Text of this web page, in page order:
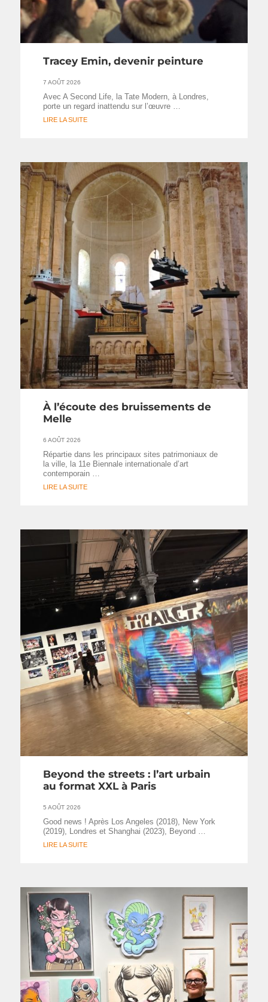
Tracey Emin, devenir peinture
7 AOÛT 2026
Avec A Second Life, la Tate Modern, à Londres,
porte un regard inattendu sur l’œuvre …
LIRE LA SUITE
À l’écoute des bruissements de
Melle
6 AOÛT 2026
Répartie dans les principaux sites patrimoniaux de
la ville, la 11e Biennale internationale d’art
contemporain …
LIRE LA SUITE
Beyond the streets : l’art urbain
au format XXL à Paris
5 AOÛT 2026
Good news ! Après Los Angeles (2018), New York
(2019), Londres et Shanghai (2023), Beyond …
LIRE LA SUITE